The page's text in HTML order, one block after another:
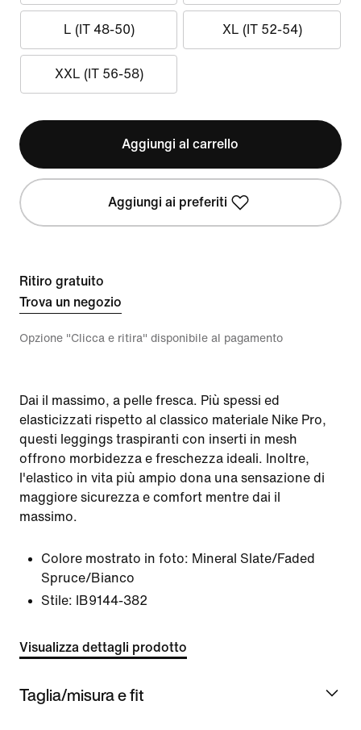
L (IT 48-50) XL (IT 52-54)
XXL (IT 56-58)
Aggiungi al carrello
Aggiungi ai preferiti
Ritiro gratuito
Trova un negozio
Opzione "Clicca e ritira" disponibile al pagamento
Dai il massimo, a pelle fresca. Più spessi ed
elasticizzati rispetto al classico materiale Nike Pro,
questi leggings traspiranti con inserti in mesh
offrono morbidezza e freschezza ideali. Inoltre,
l'elastico in vita più ampio dona una sensazione di
maggiore sicurezza e comfort mentre dai il
massimo.
Colore mostrato in foto: Mineral Slate/Faded
Spruce/Bianco
Stile:
IB9144-382
Visualizza dettagli prodotto
Taglia/misura e fit